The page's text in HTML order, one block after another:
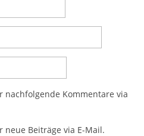
nachfolgende Kommentare via
Beiträge via E-Mail.